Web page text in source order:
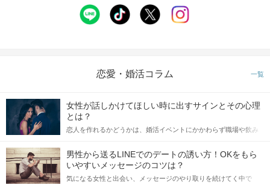
恋愛・婚活コラム 一覧
女性が話しかけてほしい時に出すサインとその心理
とは？
恋人を作れるかどうかは、婚活イベントにかかわらず職場や飲み
てアプローチできるかにも左右されます。 これから恋人作りを本
格的に始めようとしている方は、女性が異性を求めて出すサイン
をしっかりと理解し、正しい行動に移せるかどうかが重要。 この
記事では、女性が話しかけて欲しい時に出すサインとその心理を
男性から送るLINEでのデートの誘い方！OKをもら
いやすいメッセージのコツは？
気になる女性と出会い、メッセージのやり取りを続けてく中で